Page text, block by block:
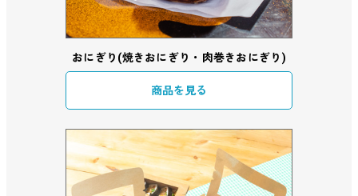
おにぎり(焼きおにぎり・肉巻きおにぎり)
商品を見る